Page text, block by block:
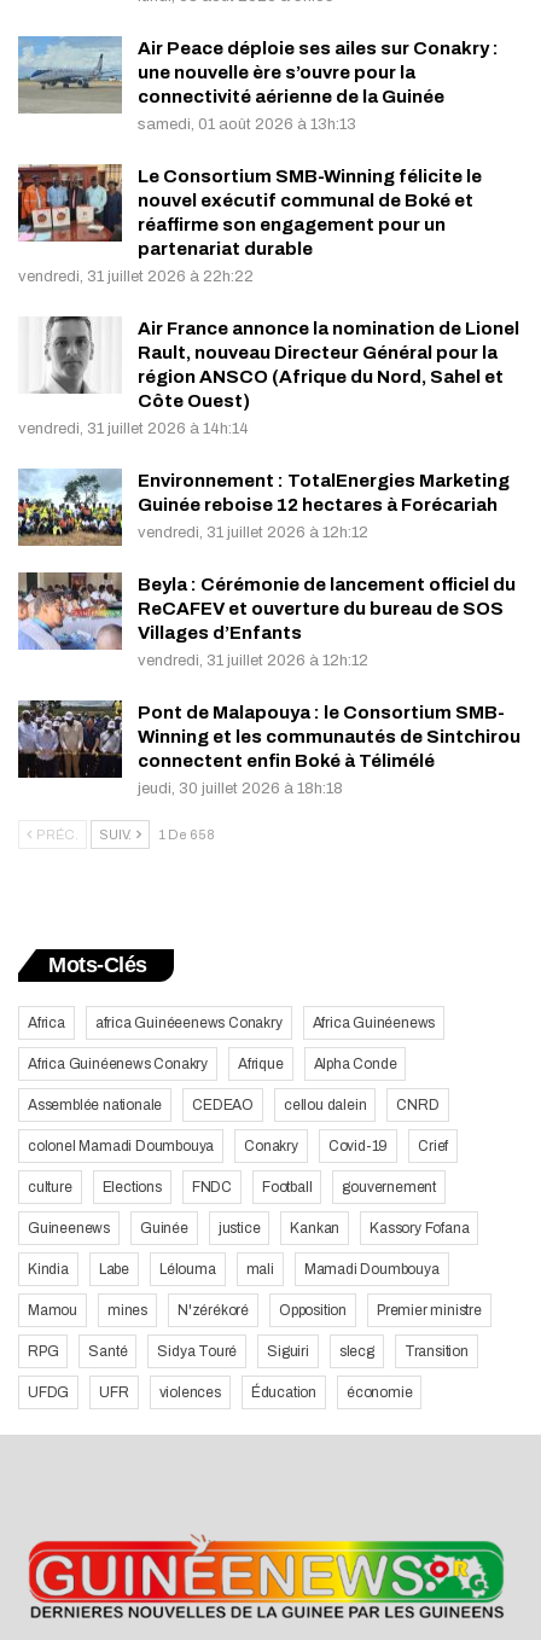
Air Peace déploie ses ailes sur Conakry :
une nouvelle ère s’ouvre pour la
connectivité aérienne de la Guinée
samedi, 01 août 2026 à 13h:13
Le Consortium SMB-Winning félicite le
nouvel exécutif communal de Boké et
réaffirme son engagement pour un
partenariat durable
vendredi, 31 juillet 2026 à 22h:22
Air France annonce la nomination de Lionel
Rault, nouveau Directeur Général pour la
région ANSCO (Afrique du Nord, Sahel et
Côte Ouest)
vendredi, 31 juillet 2026 à 14h:14
Environnement : TotalEnergies Marketing
Guinée reboise 12 hectares à Forécariah
vendredi, 31 juillet 2026 à 12h:12
Beyla : Cérémonie de lancement officiel du
ReCAFEV et ouverture du bureau de SOS
Villages d’Enfants
vendredi, 31 juillet 2026 à 12h:12
Pont de Malapouya : le Consortium SMB-
Winning et les communautés de Sintchirou
connectent enfin Boké à Télimélé
jeudi, 30 juillet 2026 à 18h:18
PRÉC. SUIV. 1 De 658
Mots-Clés
Africa africa Guinéeenews Conakry Africa Guinéenews
Africa Guinéenews Conakry Afrique Alpha Conde
Assemblée nationale CEDEAO cellou dalein CNRD
colonel Mamadi Doumbouya Conakry Covid-19 Crief
culture Elections FNDC Football gouvernement
Guineenews Guinée justice Kankan Kassory Fofana
Kindia Labe Lélouma mali Mamadi Doumbouya
Mamou mines N'zérékoré Opposition Premier ministre
RPG Santé Sidya Touré Siguiri slecg Transition
UFDG UFR violences Éducation économie